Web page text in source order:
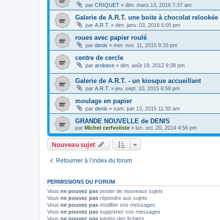
par CRIQUET » dim. mars 13, 2016 7:37 am
Galerie de A.R.T. une boite à chocolat relookée
par A.R.T. » dim. janv. 03, 2016 6:05 pm
roues avec papier roulé
par denis » mer. nov. 11, 2015 8:33 pm
centre de cercle
par arobase » dim. août 19, 2012 9:08 pm
Galerie de A.R.T. - un kiosque accueillant
par A.R.T. » jeu. sept. 10, 2015 6:58 pm
moulage en papier
par denis » sam. juin 13, 2015 11:30 am
GRANDE NOUVELLE de DENIS
par Michel cerfvoliste » lun. oct. 20, 2014 4:56 pm
Nouveau sujet
Retourner à l’index du forum
PERMISSIONS DU FORUM
Vous ne pouvez pas poster de nouveaux sujets
Vous ne pouvez pas répondre aux sujets
Vous ne pouvez pas modifier vos messages
Vous ne pouvez pas supprimer vos messages
Vous ne pouvez pas joindre des fichiers